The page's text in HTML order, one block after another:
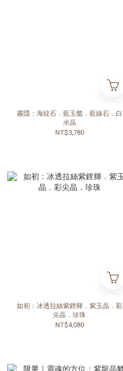
霧隱：海紋石．藍玉髓．藍線石．白
水晶
NT$3,780
如初：冰透拉絲紫鋰輝．紫玉晶．彩
尖晶．珍珠
NT$4,080